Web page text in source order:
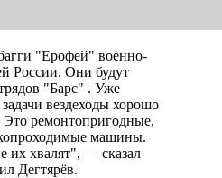
"Ерофей" военно-
России. Они будут
"Барс" . Уже
вездеходы хорошо
Это ремонтопригодные,
машины.
их хвалят", — сказал
Дегтярёв.